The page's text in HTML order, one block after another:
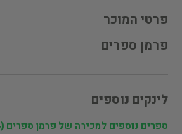
פרטי המוכר
פרמן ספרים
לינקים נוספים
ספרים נוספים למכירה של פרמן ספרים (14,444 כותרים)